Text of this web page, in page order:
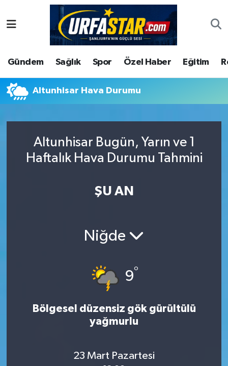
Gündem Sağlık Spor Özel Haber Eğitim
Altunhisar Hava Durumu
Altunhisar Bugün, Yarın ve 1
Haftalık Hava Durumu Tahmini
ŞU AN
Niğde
9°
Bölgesel düzensiz gök gürültülü
yağmurlu
23 Mart Pazartesi
ASAYİS
ÇEVRE
DUNYA
Ekonomi
Şanlıurfa Nöbetçi Eczaneler
Şanlıurfa Hava Durumu
Şanlıurfa Namaz Vakitleri
Süper Lig Puan Durumu ve Fikstür
Son Dakika Haberleri